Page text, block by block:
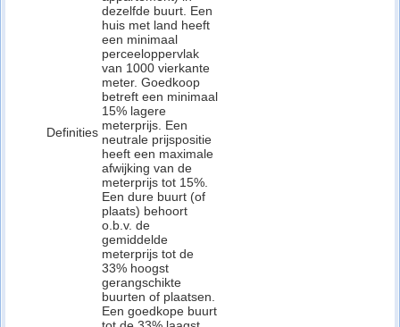
Definities
dezelfde buurt. Een
huis met land heeft
een minimaal
perceeloppervlak
van 1000 vierkante
meter. Goedkoop
betreft een minimaal
15% lagere
meterprijs. Een
neutrale prijspositie
heeft een maximale
afwijking van de
meterprijs tot 15%.
Een dure buurt (of
plaats) behoort
o.b.v. de
gemiddelde
meterprijs tot de
33% hoogst
gerangschikte
buurten of plaatsen.
Een goedkope buurt